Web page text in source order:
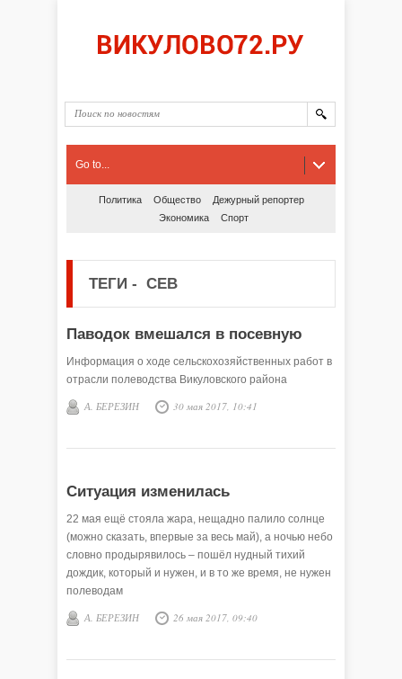
Go to...
Политика Общество
Дежурный репортер
Экономика
Спорт
ТЕГИ - СЕВ
Паводок вмешался в посевную
Информация о ходе сельскохозяйственных работ в
отрасли полеводства Викуловского района
А. БЕРЕЗИН 30 мая 2017, 10:41
Ситуация изменилась
22 мая ещё стояла жара, нещадно палило солнце
(можно сказать, впервые за весь май), а ночью небо
словно продырявилось – пошёл нудный тихий
дождик, который и нужен, и в то же время, не нужен
полеводам
А. БЕРЕЗИН 26 мая 2017, 09:40